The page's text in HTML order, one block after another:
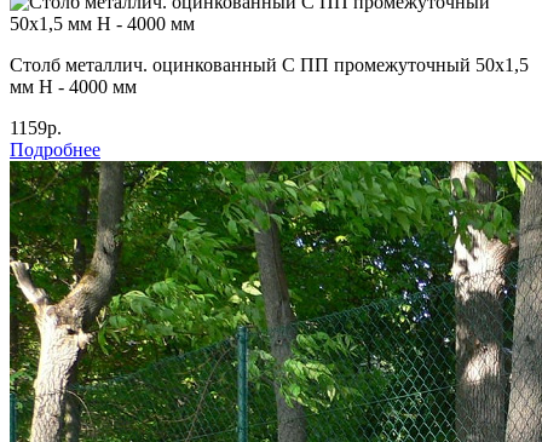
Столб металлич. оцинкованный С ПП промежуточный 50х1,5
мм Н - 4000 мм
1159р.
Подробнее